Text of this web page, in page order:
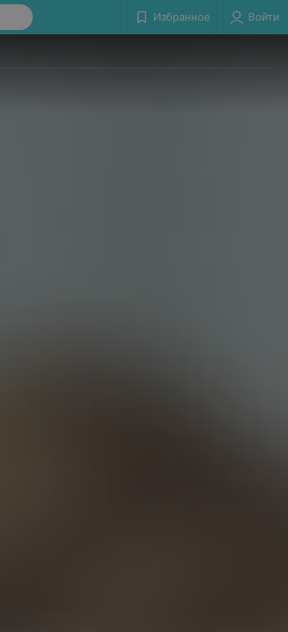
Избранное Войти